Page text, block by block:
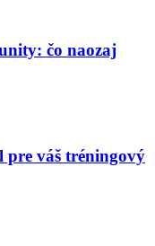
čo naozaj
pre váš tréningový